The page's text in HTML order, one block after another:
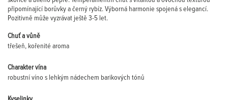
připomínající borůvky a černý rybíz. Výborná harmonie spojená s elegancí.
Pozitivně může vyzrávat ještě 3-5 let.
Chuť a vůně
třešeň, kořenité aroma
Charakter vína
robustní víno s lehkým nádechem barikových tónů